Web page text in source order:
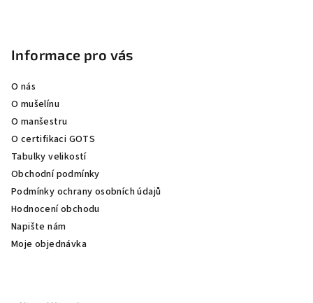
Informace pro vás
O nás
O mušelínu
O manšestru
O certifikaci GOTS
Tabulky velikostí
Obchodní podmínky
Podmínky ochrany osobních údajů
Hodnocení obchodu
Napište nám
Moje objednávka